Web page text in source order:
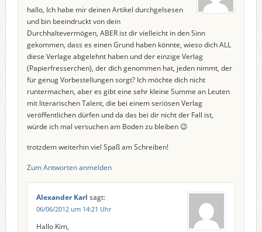
hallo, Ich habe mir deinen Artikel durchgelsesen
und bin beeindruckt von dein
Durchhaltevermögen, ABER ist dir vielleicht in den Sinn
gekommen, dass es einen Grund haben könnte, wieso dich ALL
diese Verlage abgelehnt haben und der einzige Verlag
(Papierfresserchen), der dich genommen hat, jeden nimmt, der
für genug Vorbestellungen sorgt? Ich möchte dich nicht
runtermachen, aber es gibt eine sehr kleine Summe an Leuten
mit literarischen Talent, die bei einem seriösen Verlag
veröffentlichen dürfen und da das bei dir nicht der Fall ist,
würde ich mal versuchen am Boden zu bleiben 😉
trotzdem weiterhin viel Spaß am Schreiben!
Zum Antworten anmelden
Alexander Karl sagt:
06/06/2012 um 14:21 Uhr
Hallo Kim,